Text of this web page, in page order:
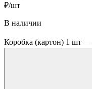
₽/шт
В наличии
Коробка (картон) 1 шт —